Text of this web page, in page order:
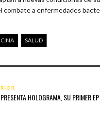
combate a enfermedades
SALUD
HOLOGRAMA, SU PRIMER EP